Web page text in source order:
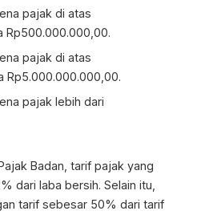
pajak di atas
Rp500.000.000,00.
pajak di atas
Rp5.000.000.000,00.
pajak lebih dari
Badan, tarif pajak yang
dari laba bersih. Selain itu,
tarif sebesar 50% dari tarif